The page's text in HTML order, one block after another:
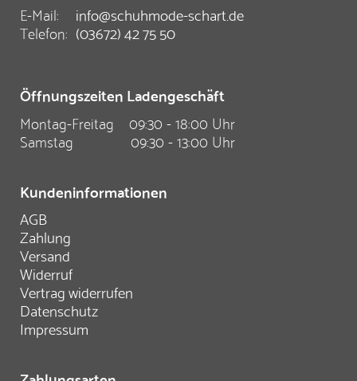
E-Mail:
info@schuhmode-schart.de
Telefon: (03672) 42 75 50
Öffnungszeiten Ladengeschäft
Montag-Freitag
09:30 - 18:00 Uhr
Samstag
09:30 - 13:00 Uhr
Kundeninformationen
AGB
Zahlung
Versand
Widerruf
Vertrag widerrufen
Datenschutz
Impressum